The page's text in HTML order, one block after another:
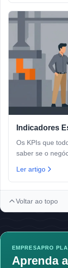
Indicadores
Os KPIs que
saber se o
Ler artigo
Voltar ao topo
EMPRESAPRO
Aprenda